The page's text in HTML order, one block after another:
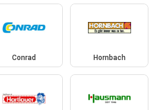
Conrad Hornbach